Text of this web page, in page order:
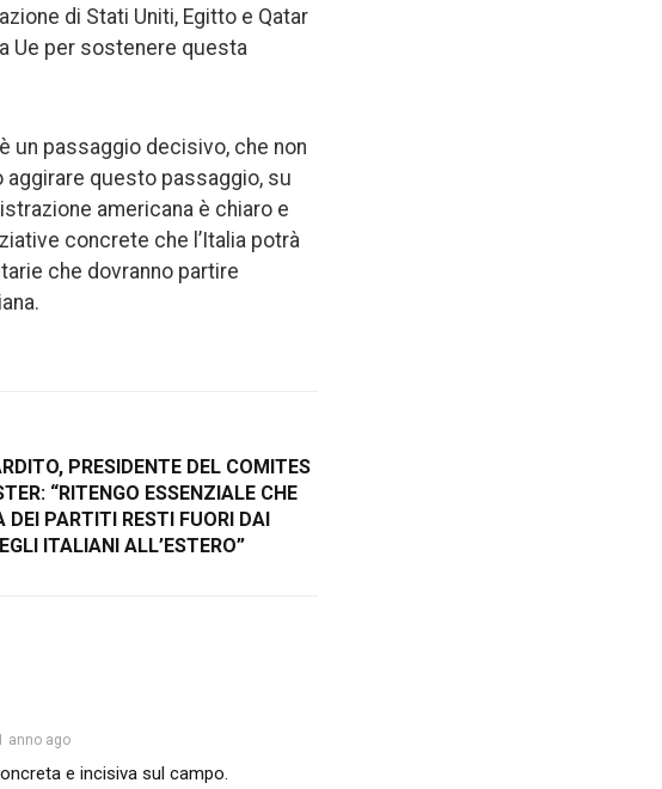
di Stati Uniti, Egitto e Qatar
Ue per sostenere questa
un passaggio decisivo, che non
questo passaggio, su
americana è chiaro e
concrete che l’Italia potrà
che dovranno partire
PRESIDENTE DEL COMITES
“RITENGO ESSENZIALE CHE
DEI PARTITI RESTI FUORI DAI
ITALIANI ALL’ESTERO”
anno ago
e incisiva sul campo.